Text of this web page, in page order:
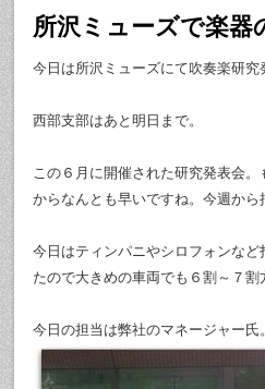
所沢ミューズで楽器
今日は所沢ミューズにて吹奏楽研究
西部支部はあと明日まで。
この６月に開催された研究発表会
からなんとも早いですね。今週か
今日はティンパニやシロフォンな
たので大きめの車両でも６割～７割
今日の担当は弊社のマネージャー氏